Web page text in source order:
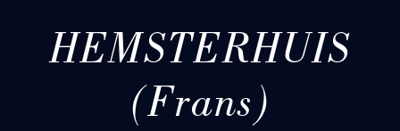
HEMSTERHUIS
(Frans)